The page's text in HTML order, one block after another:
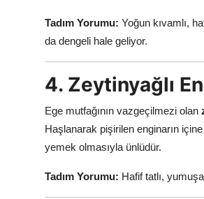
Tadım Yorumu: Yoğun kıvamlı,
da dengeli hale geliyor.
4. Zeytinyağlı
Ege mutfağının vazgeçilmezi olan
Haşlanarak pişirilen enginarın içine
yemek olmasıyla ünlüdür.
Tadım Yorumu: Hafif tatlı,